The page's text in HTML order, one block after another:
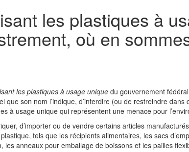
les plastiques à
où en
les plastiques à usage unique du gouvernement
que son nom l’indique, d’interdire (ou de restreindre dans
à usage unique qui représentent une menace pour
d’importer ou de vendre certains articles
tels que les récipients alimentaires, les sacs
les anneaux pour emballage de boissons et les pailles